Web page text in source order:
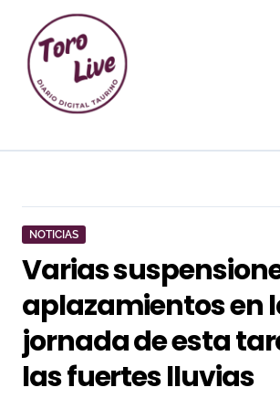
contenido
NOTICIAS
Varias
aplazamientos en
jornada de esta
las fuertes lluvias